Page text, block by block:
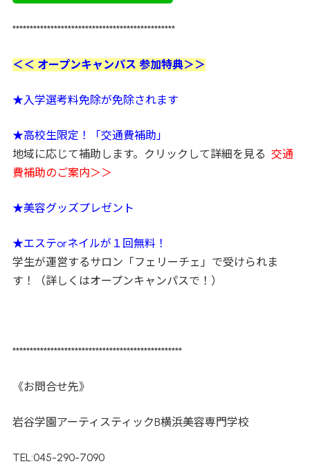
***********************************************
＜＜ オープンキャンパス 参加特典＞＞
★入学選考料免除が免除されます
★高校生限定！「交通費補助」
地域に応じて補助します。クリックして詳細を見る 交通
費補助のご案内＞＞
★美容グッズプレゼント
★エステorネイルが１回無料！
学生が運営するサロン「フェリーチェ」で受けられま
す！（詳しくはオープンキャンパスで！）
*************************************************
《お問合せ先》
岩谷学園アーティスティックB横浜美容専門学校
TEL:045-290-7090